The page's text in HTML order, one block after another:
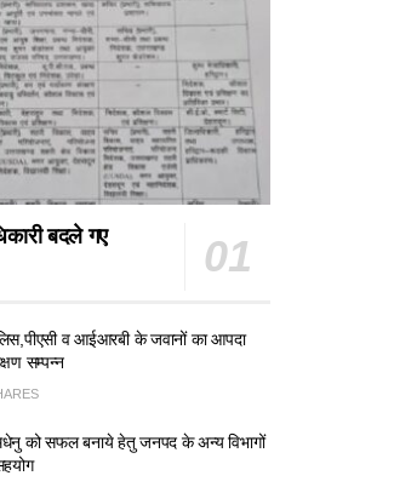
बदले गए
व आईआरबी के जवानों का आपदा
सम्पन्न
को सफल बनाये हेतु जनपद के अन्य विभागों